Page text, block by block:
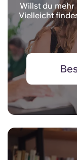
Willst du mehr
Vielleicht